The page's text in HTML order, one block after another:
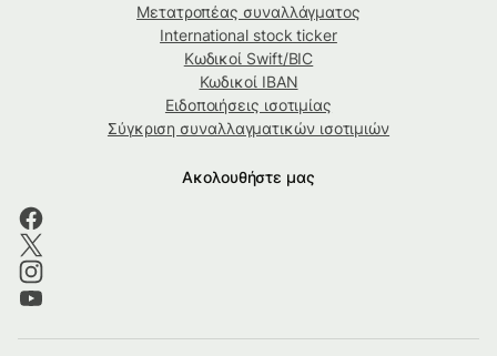
Μετατροπέας συναλλάγματος
International stock ticker
Κωδικοί Swift/BIC
Κωδικοί IBAN
Ειδοποιήσεις ισοτιμίας
Σύγκριση συναλλαγματικών ισοτιμιών
Ακολουθήστε μας